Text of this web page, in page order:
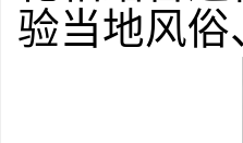
验当地风俗